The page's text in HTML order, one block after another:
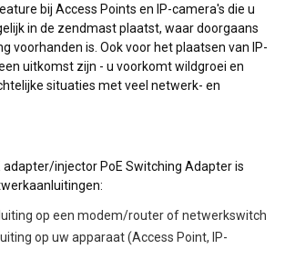
bij Access Points en IP-camera's die u
in de zendmast plaatst, waar doorgaans
voorhanden is. Ook voor het plaatsen van IP-
uitkomst zijn - u voorkomt wildgroei en
situaties met veel netwerk- en
adapter/injector PoE Switching Adapter is
op een modem/router of netwerkswitch
op uw apparaat (Access Point, IP-